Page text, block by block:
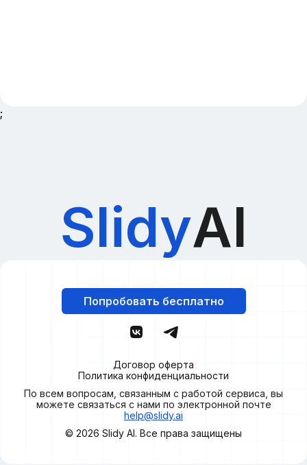
;
SlidyAI
Попробовать бесплатно
Договор оферта
Политика конфиденциальности
По всем вопросам, связанным с работой сервиса, вы
можете связаться с нами по электронной почте
help@slidy.ai
© 2026 Slidy AI. Все права защищены